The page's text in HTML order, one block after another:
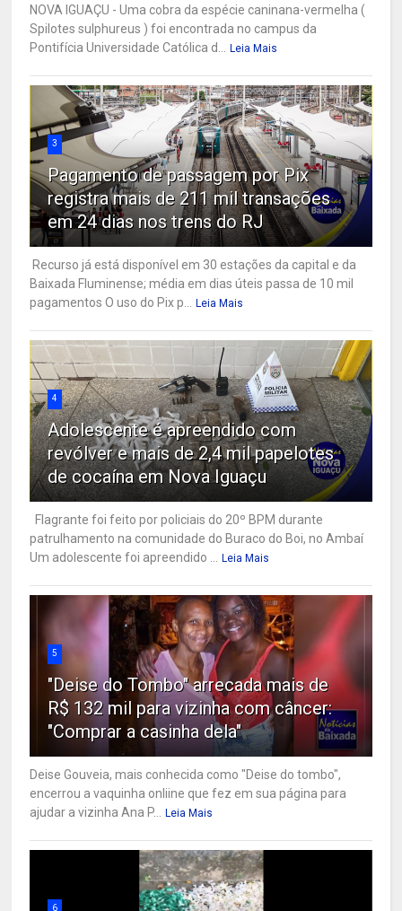
NOVA IGUAÇU - Uma cobra da espécie caninana-vermelha (
Spilotes sulphureus ) foi encontrada no campus da
Pontifícia Universidade Católica d...
Leia Mais
3
Pagamento de passagem por Pix
registra mais de 211 mil transações
em 24 dias nos trens do RJ
Recurso já está disponível em 30 estações da capital e da
Baixada Fluminense; média em dias úteis passa de 10 mil
pagamentos O uso do Pix p...
Leia Mais
4
Adolescente é apreendido com
revólver e mais de 2,4 mil papelotes
de cocaína em Nova Iguaçu
Flagrante foi feito por policiais do 20º BPM durante
patrulhamento na comunidade do Buraco do Boi, no Ambaí
Um adolescente foi apreendido ...
Leia Mais
5
"Deise do Tombo" arrecada mais de
R$ 132 mil para vizinha com câncer:
"Comprar a casinha dela"
Deise Gouveia, mais conhecida como "Deise do tombo",
encerrou a vaquinha onliine que fez em sua página para
ajudar a vizinha Ana P...
Leia Mais
6